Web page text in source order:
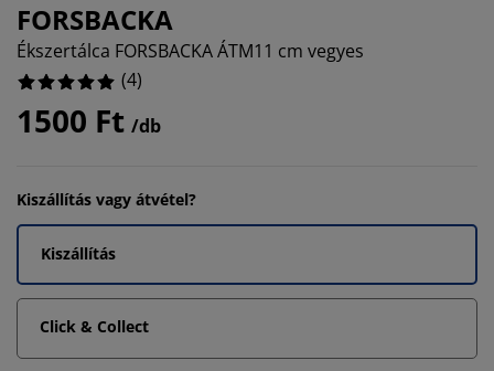
FORSBACKA
Ékszertálca FORSBACKA ÁTM11 cm vegyes
(4)
1500 Ft /db
Kiszállítás vagy átvétel?
Kiszállítás
Click & Collect